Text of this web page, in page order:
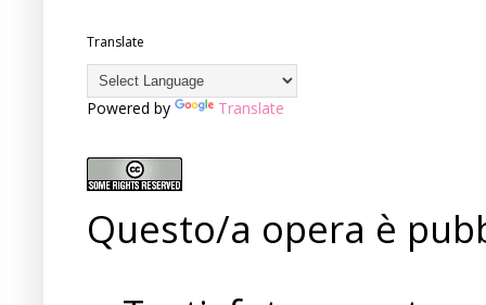
Translate
Powered by Translate
Questo/a opera è